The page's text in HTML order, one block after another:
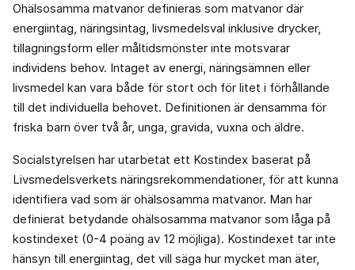
Ohälsosamma matvanor definieras som matvanor där
energiintag, näringsintag, livsmedelsval inklusive drycker,
tillagningsform eller måltidsmönster inte motsvarar
individens behov. Intaget av energi, näringsämnen eller
livsmedel kan vara både för stort och för litet i förhållande
till det individuella behovet. Definitionen är densamma för
friska barn över två år, unga, gravida, vuxna och äldre.
Socialstyrelsen har utarbetat ett Kostindex baserat på
Livsmedelsverkets näringsrekommendationer, för att kunna
identifiera vad som är ohälsosamma matvanor. Man har
definierat betydande ohälsosamma matvanor som låga på
kostindexet (0-4 poäng av 12 möjliga). Kostindexet tar inte
hänsyn till energiintag, det vill säga hur mycket man äter,